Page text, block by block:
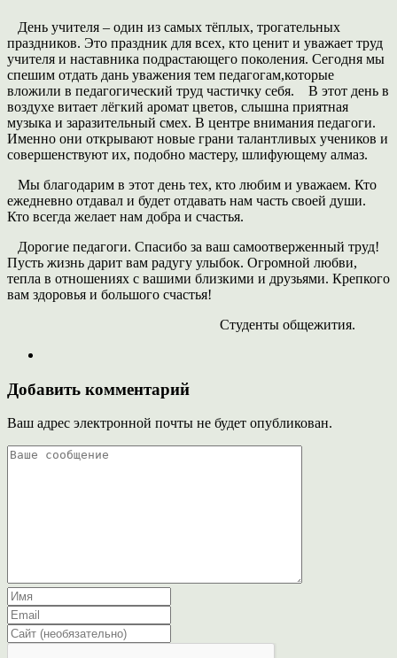
День учителя – один из самых тёплых, трогательных
праздников. Это праздник для всех, кто ценит и уважает труд
учителя и наставника подрастающего поколения. Сегодня мы
спешим отдать дань уважения тем педагогам,которые
вложили в педагогический труд частичку себя. В этот день в
воздухе витает лёгкий аромат цветов, слышна приятная
музыка и заразительный смех. В центре внимания педагоги.
Именно они открывают новые грани талантливых учеников и
совершенствуют их, подобно мастеру, шлифующему алмаз.
Мы благодарим в этот день тех, кто любим и уважаем. Кто
ежедневно отдавал и будет отдавать нам часть своей души.
Кто всегда желает нам добра и счастья.
Дорогие педагоги. Спасибо за ваш самоотверженный труд!
Пусть жизнь дарит вам радугу улыбок. Огромной любви,
тепла в отношениях с вашими близкими и друзьями. Крепкого
вам здоровья и большого счастья!
Студенты общежития.
Добавить комментарий
Ваш адрес электронной почты не будет опубликован.